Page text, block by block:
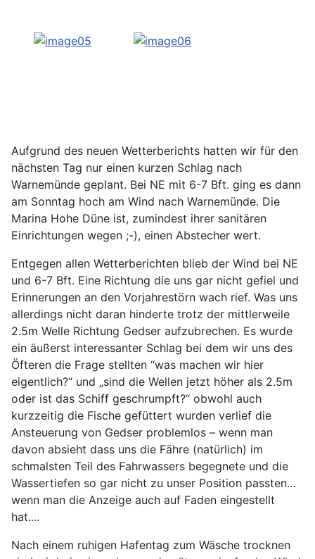
Aufgrund des neuen Wetterberichts hatten wir für den
nächsten Tag nur einen kurzen Schlag nach
Warnemünde geplant. Bei NE mit 6-7 Bft. ging es dann
am Sonntag hoch am Wind nach Warnemünde. Die
Marina Hohe Düne ist, zumindest ihrer sanitären
Einrichtungen wegen ;-), einen Abstecher wert.
Entgegen allen Wetterberichten blieb der Wind bei NE
und 6-7 Bft. Eine Richtung die uns gar nicht gefiel und
Erinnerungen an den Vorjahrestörn wach rief. Was uns
allerdings nicht daran hinderte trotz der mittlerweile
2.5m Welle Richtung Gedser aufzubrechen. Es wurde
ein äußerst interessanter Schlag bei dem wir uns des
Öfteren die Frage stellten “was machen wir hier
eigentlich?“ und „sind die Wellen jetzt höher als 2.5m
oder ist das Schiff geschrumpft?“ obwohl auch
kurzzeitig die Fische gefüttert wurden verlief die
Ansteuerung von Gedser problemlos – wenn man
davon absieht dass uns die Fähre (natürlich) im
schmalsten Teil des Fahrwassers begegnete und die
Wassertiefen so gar nicht zu unser Position passten…
wenn man die Anzeige auch auf Faden eingestellt
hat....
Nach einem ruhigen Hafentag zum Wäsche trocknen